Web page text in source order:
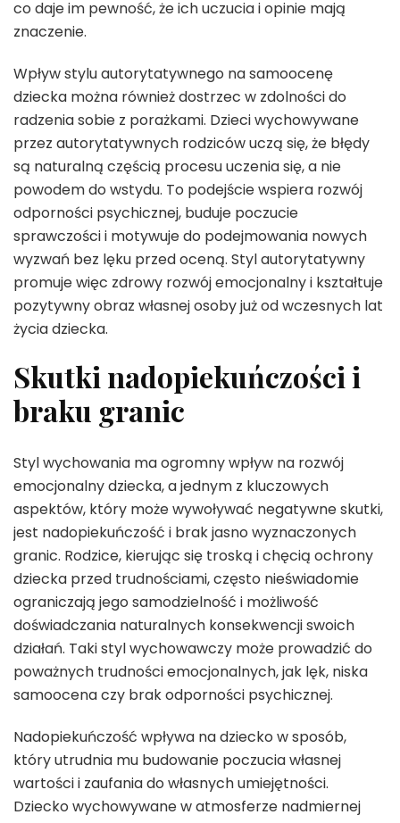
co daje im pewność, że ich uczucia i opinie mają
znaczenie.
Wpływ stylu autorytatywnego na samoocenę
dziecka można również dostrzec w zdolności do
radzenia sobie z porażkami. Dzieci wychowywane
przez autorytatywnych rodziców uczą się, że błędy
są naturalną częścią procesu uczenia się, a nie
powodem do wstydu. To podejście wspiera rozwój
odporności psychicznej, buduje poczucie
sprawczości i motywuje do podejmowania nowych
wyzwań bez lęku przed oceną. Styl autorytatywny
promuje więc zdrowy rozwój emocjonalny i kształtuje
pozytywny obraz własnej osoby już od wczesnych lat
życia dziecka.
Skutki nadopiekuńczości i
braku granic
Styl wychowania ma ogromny wpływ na rozwój
emocjonalny dziecka, a jednym z kluczowych
aspektów, który może wywoływać negatywne skutki,
jest nadopiekuńczość i brak jasno wyznaczonych
granic. Rodzice, kierując się troską i chęcią ochrony
dziecka przed trudnościami, często nieświadomie
ograniczają jego samodzielność i możliwość
doświadczania naturalnych konsekwencji swoich
działań. Taki styl wychowawczy może prowadzić do
poważnych trudności emocjonalnych, jak lęk, niska
samoocena czy brak odporności psychicznej.
Nadopiekuńczość wpływa na dziecko w sposób,
który utrudnia mu budowanie poczucia własnej
wartości i zaufania do własnych umiejętności.
Dziecko wychowywane w atmosferze nadmiernej